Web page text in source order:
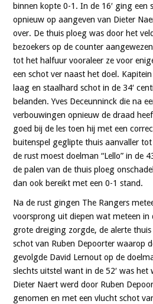
binnen kopte 0-1. In de 16′ ging een
opnieuw op aangeven van Dieter
over. De thuis ploeg was door het
bezoekers op de counter
tot het halfuur vooraleer ze voor
een schot ver naast het doel.
laag en staalhard schot in de 34′
belanden. Yves Deceunninck die na
verbouwingen opnieuw de draad
goed bij de les toen hij met een
buitenspel geglipte thuis aanvaller
de rust moest doelman “Lello” in de
de palen van de thuis ploeg
dan ook bereikt met een 0-1 stand.
Na de rust gingen The Rangers
voorsprong uit diepen wat meteen in
grote dreiging zorgde, de alerte
schot van Ruben Depoorter waarop
gevolgde David Lernout op de
slechts uitstel want in de 52′ was
Dieter Naert werd door Ruben
genomen en met een vlucht schot